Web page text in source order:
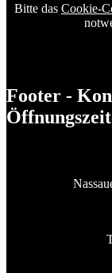
Bitte das Cookie-
Footer -